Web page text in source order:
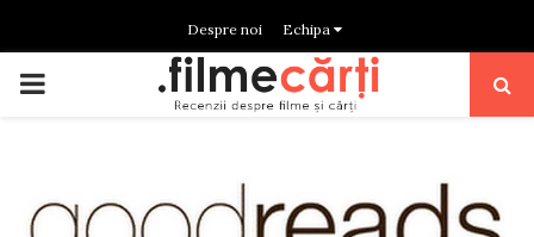
Despre noi Echipa
PRIMARY